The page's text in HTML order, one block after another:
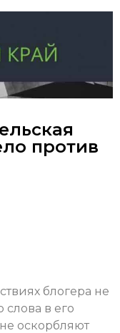
против
блогера не
слова в его
оскорбляют